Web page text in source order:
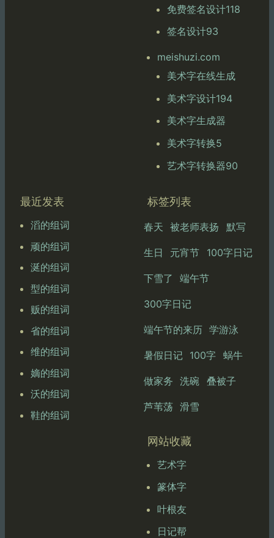
免费签名设计118
签名设计93
meishuzi.com
美术字在线生成
美术字设计194
美术字生成器
美术字转换5
艺术字转换器90
最近发表
滔的组词
顽的组词
涎的组词
型的组词
贩的组词
省的组词
维的组词
嫡的组词
沃的组词
鞋的组词
标签列表
春天 被老师表扬 默写
生日 元宵节 100字日记
下雪了 端午节
300字日记
端午节的来历 学游泳
暑假日记 100字 蜗牛
做家务 洗碗 叠被子
芦苇荡 滑雪
网站收藏
艺术字
篆体字
叶根友
日记帮